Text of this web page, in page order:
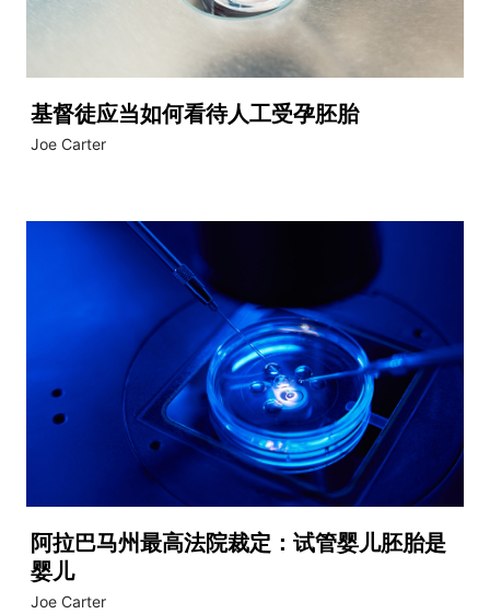
基督徒应当如何看待人工受孕胚胎
Joe Carter
阿拉巴马州最高法院裁定：试管婴儿胚胎是
婴儿
Joe Carter